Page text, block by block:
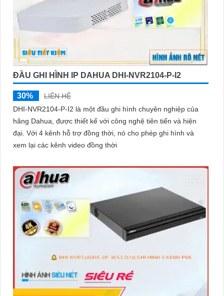
ĐẦU GHI HÌNH IP DAHUA DHI-NVR2104-P-I2
30%
LIÊN HỆ
DHI-NVR2104-P-I2 là một đầu ghi hình chuyên nghiệp của
hãng Dahua, được thiết kế với công nghệ tiên tiến và hiện
đại. Với 4 kênh hỗ trợ đồng thời, nó cho phép ghi hình và
xem lại các kênh video đồng thời